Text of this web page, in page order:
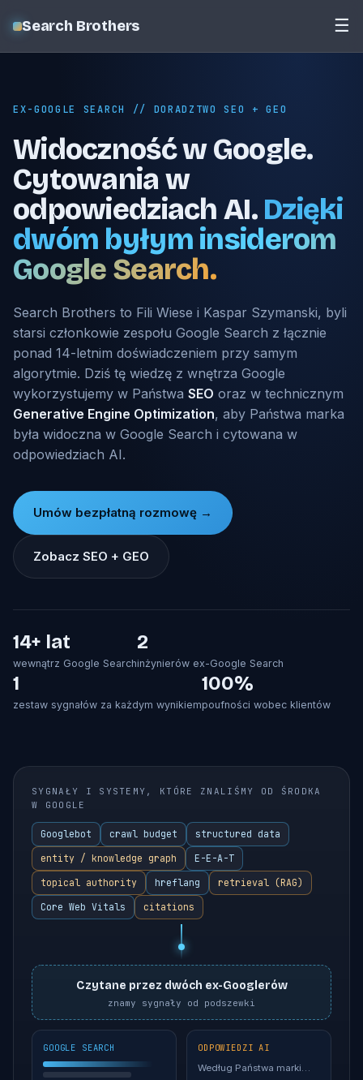
Search Brothers ☰
EX-GOOGLE SEARCH // DORADZTWO SEO + GEO
Widoczność w Google.
Cytowania w
odpowiedziach AI. Dzięki
dwóm byłym insiderom
Google Search.
Search Brothers to Fili Wiese i Kaspar Szymanski, byli
starsi członkowie zespołu Google Search z łącznie
ponad 14-letnim doświadczeniem przy samym
algorytmie. Dziś tę wiedzę z wnętrza Google
wykorzystujemy w Państwa SEO oraz w technicznym
Generative Engine Optimization, aby Państwa marka
była widoczna w Google Search i cytowana w
odpowiedziach AI.
Umów bezpłatną rozmowę →
Zobacz SEO + GEO
14+ lat
wewnątrz Google Search
2
inżynierów ex-Google Search
1
zestaw sygnałów za każdym wynikiem
100%
poufności wobec klientów
SYGNAŁY I SYSTEMY, KTÓRE ZNALIŚMY OD ŚRODKA
W GOOGLE
Googlebot crawl budget
structured data
entity / knowledge graph
E-E-A-T
topical authority
hreflang
retrieval (RAG)
Core Web Vitals
citations
Czytane przez dwóch ex-Googlerów
znamy sygnały od podszewki
GOOGLE SEARCH
ODPOWIEDZI AI
Według Państwa marki…